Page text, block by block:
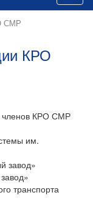
СМР
КРО
членов КРО СМР
им.
завод»
транспорта